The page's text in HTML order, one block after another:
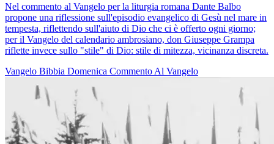
Nel commento al Vangelo per la liturgia romana Dante Balbo
propone una riflessione sull'episodio evangelico di Gesù nel mare in
tempesta, riflettendo sull'aiuto di Dio che ci è offerto ogni giorno;
per il Vangelo del calendario ambrosiano, don Giuseppe Grampa
riflette invece sullo "stile" di Dio: stile di mitezza, vicinanza discreta.
Vangelo Bibbia Domenica Commento Al Vangelo